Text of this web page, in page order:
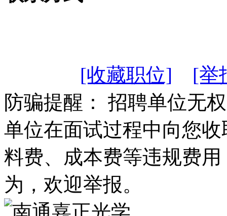
[收藏职位]
[举
防骗提醒： 招聘单位无
单位在面试过程中向您
料费、成本费等违规费
为，欢迎举报。